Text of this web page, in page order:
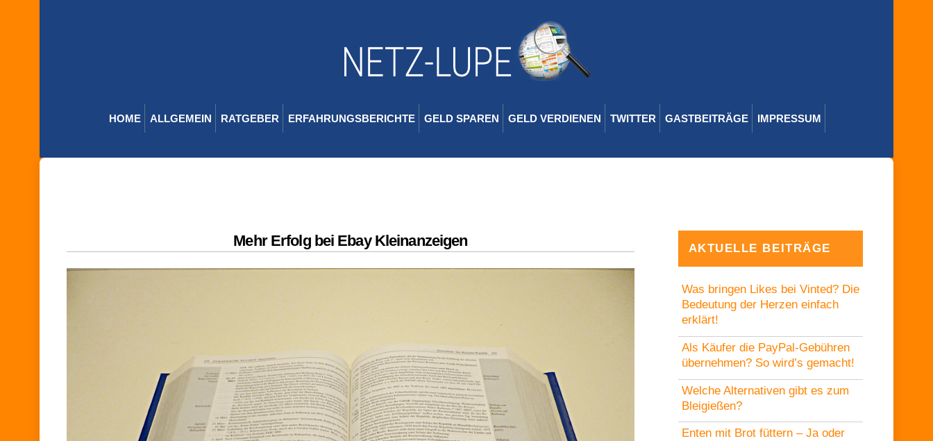
HOME ALLGEMEIN RATGEBER ERFAHRUNGSBERICHTE GELD SPAREN GELD VERDIENEN TWITTER GASTBEITRÄGE IMPRESSUM
Mehr Erfolg bei Ebay Kleinanzeigen AKTUELLE BEITRÄGE
Was bringen Likes bei Vinted? Die
Bedeutung der Herzen einfach
erklärt!
Als Käufer die PayPal-Gebühren
übernehmen? So wird’s gemacht!
Welche Alternativen gibt es zum
Bleigießen?
Enten mit Brot füttern – Ja oder